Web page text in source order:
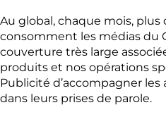
Au global, chaque mois, plus
consomment les médias du
couverture très large
produits et nos opérations
Publicité d’accompagner
dans leurs prises de parole.